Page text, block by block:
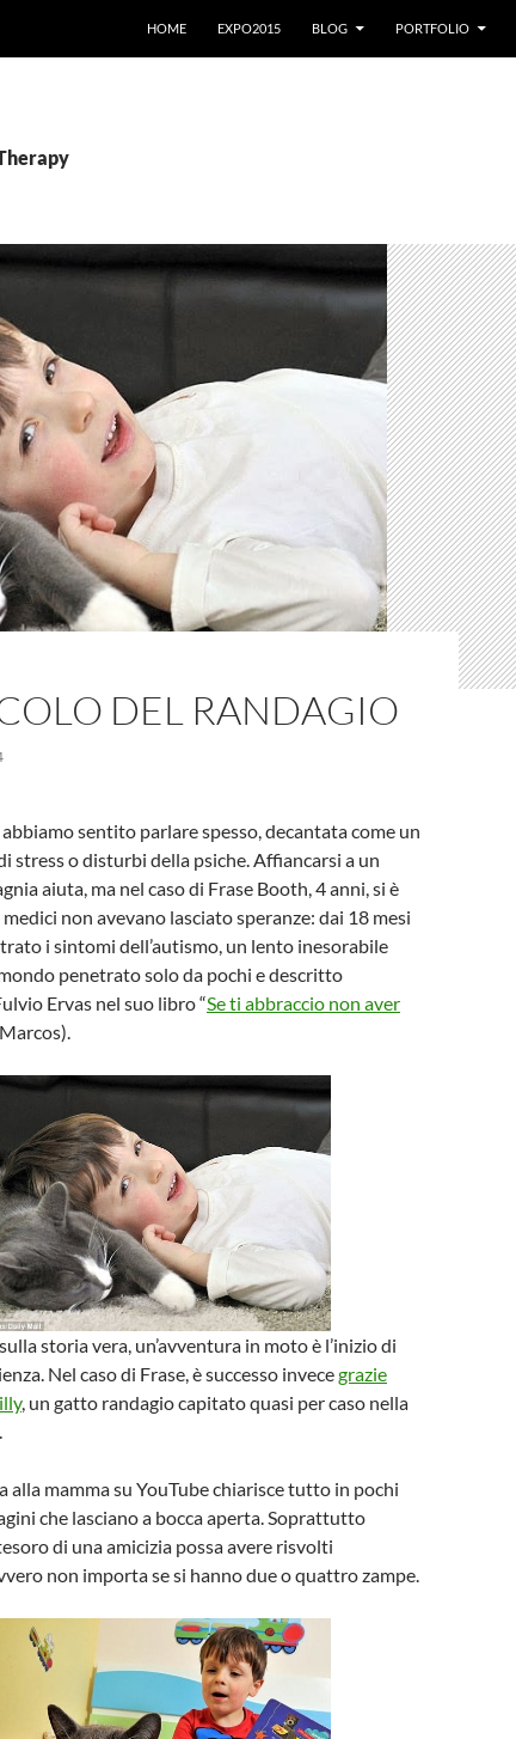
HOME
EXPO2015 BLOG PORTFOLIO
DEL RANDAGIO
sentito parlare spesso, decantata come un
stress o disturbi della psiche. Affiancarsi a un
aiuta, ma nel caso di Frase Booth, 4 anni, si è
non avevano lasciato speranze: dai 18 mesi
i sintomi dell’autismo, un lento inesorabile
penetrato solo da pochi e descritto
Ervas nel suo libro “Se ti abbraccio non aver
storia vera, un’avventura in moto è l’inizio di
Nel caso di Frase, è successo invecegrazie
, un gatto randagio capitato quasi per caso nella
alla mamma su YouTube chiarisce tutto in pochi
che lasciano a bocca aperta. Soprattutto
di una amicizia possa avere risvolti
non importa se si hanno due o quattro zampe.